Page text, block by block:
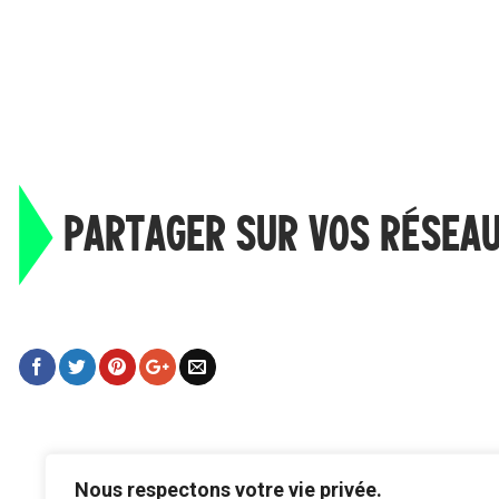
Nous respectons votre vie privée.
PARTAGER SUR VOS